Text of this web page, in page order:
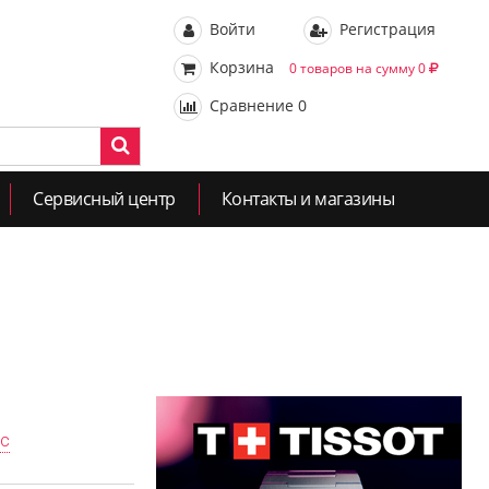
Войти
Регистрация
Корзина
0 товаров на сумму 0
Сравнение 0
Сервисный центр Контакты и магазины